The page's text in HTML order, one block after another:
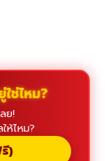
ช่ไหม?
ย!
ห้ไหม?
)